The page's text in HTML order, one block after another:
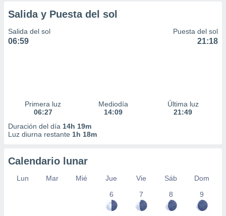
Salida y Puesta del sol
Salida del sol
06:59
Puesta del sol
21:18
Primera luz
06:27
Mediodía
14:09
Última luz
21:49
Duración del día 14h 19m
Luz diurna restante 1h 18m
Calendario lunar
Lun Mar Mié Jue Vie Sáb
Dom
6
7 8 9